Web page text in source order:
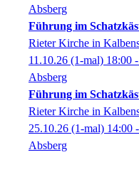
Absberg
Führung im
Rieter Kirche in
11.10.26 (1-mal) 18:00
Absberg
Führung im
Rieter Kirche in
25.10.26 (1-mal) 14:00
Absberg